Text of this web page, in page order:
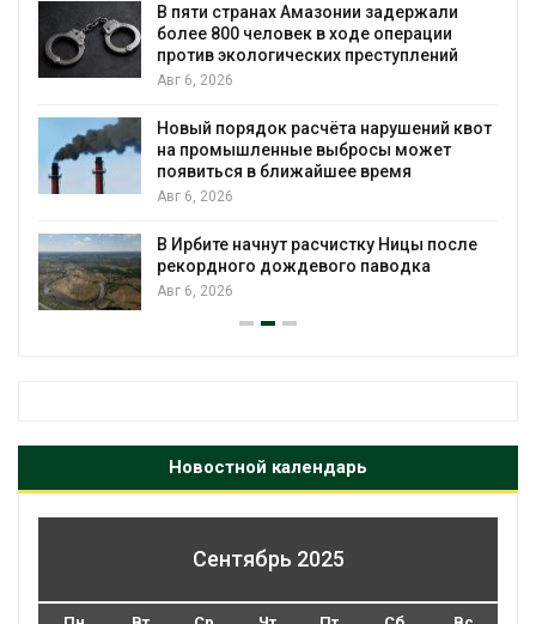
В пяти странах Амазонии задержали
более 800 человек в ходе операции
против экологических преступлений
Авг 6, 2026
Новый порядок расчёта нарушений квот
на промышленные выбросы может
появиться в ближайшее время
Авг 6, 2026
В Ирбите начнут расчистку Ницы после
рекордного дождевого паводка
Авг 6, 2026
Новостной календарь
Сентябрь 2025